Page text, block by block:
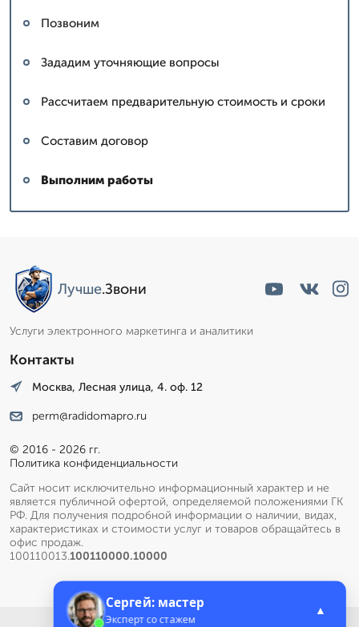
Позвоним
Зададим уточняющие вопросы
Рассчитаем предварительную стоимость и сроки
Составим договор
Выполним работы
Лучше.Звони
Услуги электронного маркетинга и аналитики
Контакты
Москва, Лесная улица, 4. оф. 12
perm@radidomapro.ru
© 2016 - 2026 гг.
Политика конфиденциальности
Сайт носит исключительно информационный характер и не
является публичной офертой, определяемой положениями ГК
РФ. Для получения подробной информации о наличии, видах,
характеристиках и стоимости услуг и товаров обращайтесь в
офис продаж.
100110013.100110000.10000
Сергей: мастер
Эксперт со стажем
▲